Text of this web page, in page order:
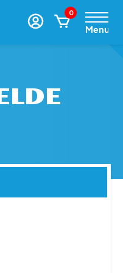
0
Menu